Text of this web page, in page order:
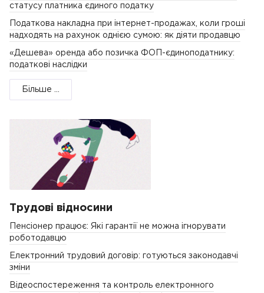
статусу платника єдиного податку
Податкова накладна при інтернет-продажах, коли гроші
надходять на рахунок однією сумою: як діяти продавцю
«Дешева» оренда або позичка ФОП-єдиноподатнику:
податкові наслідки
Більше ...
Трудові відносини
Пенсіонер працює: Які гарантії не можна ігнорувати
роботодавцю
Електронний трудовий договір: готуються законодавчі
зміни
Відеоспостереження та контроль електронного